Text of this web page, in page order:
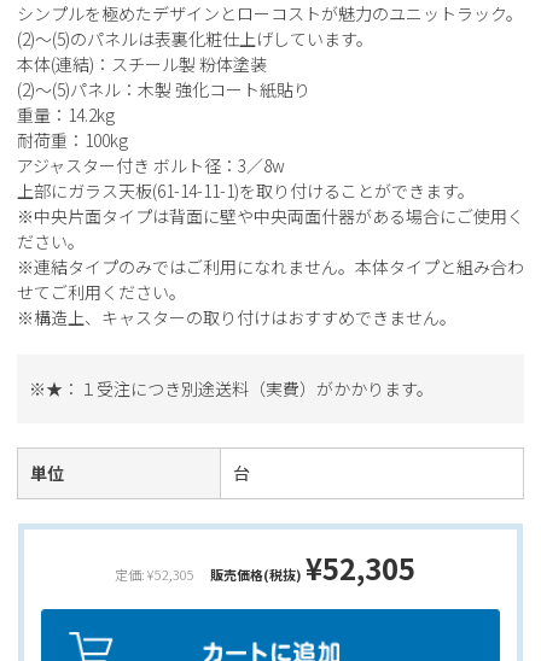
シンプルを極めたデザインとローコストが魅力のユニットラック。
(2)～(5)のパネルは表裏化粧仕上げしています。
本体(連結)：スチール製 粉体塗装
(2)～(5)パネル：木製 強化コート紙貼り
重量：14.2kg
耐荷重：100kg
アジャスター付き ボルト径：3／8w
上部にガラス天板(61-14-11-1)を取り付けることができます。
※中央片面タイプは背面に壁や中央両面什器がある場合にご使用く
ださい。
※連結タイプのみではご利用になれません。本体タイプと組み合わ
せてご利用ください。
※構造上、キャスターの取り付けはおすすめできません。
※★：１受注につき別途送料（実費）がかかります。
単位 台
定価: ¥52,305 販売価格(税抜) ¥52,305